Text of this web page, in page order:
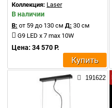
Коллекция: Laser
В наличии
В: от 59 до 130 см Д: 30 см
G9 LED x 7 max 10W
Цена: 34 570 Р.
Купить
191622